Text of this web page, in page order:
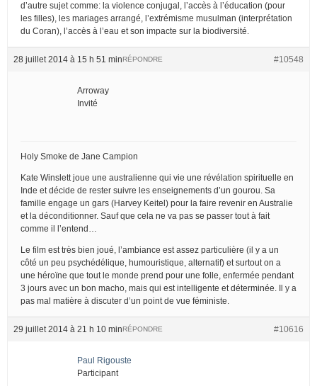
d’autre sujet comme: la violence conjugal, l’accès à l’éducation (pour
les filles), les mariages arrangé, l’extrémisme musulman (interprétation
du Coran), l’accès à l’eau et son impacte sur la biodiversité.
28 juillet 2014 à 15 h 51 min #10548
RÉPONDRE
Arroway
Invité
Holy Smoke de Jane Campion
Kate Winslett joue une australienne qui vie une révélation spirituelle en
Inde et décide de rester suivre les enseignements d’un gourou. Sa
famille engage un gars (Harvey Keitel) pour la faire revenir en Australie
et la déconditionner. Sauf que cela ne va pas se passer tout à fait
comme il l’entend…
Le film est très bien joué, l’ambiance est assez particulière (il y a un
côté un peu psychédélique, humouristique, alternatif) et surtout on a
une héroïne que tout le monde prend pour une folle, enfermée pendant
3 jours avec un bon macho, mais qui est intelligente et déterminée. Il y a
pas mal matière à discuter d’un point de vue féministe.
29 juillet 2014 à 21 h 10 min #10616
RÉPONDRE
Paul Rigouste
Participant